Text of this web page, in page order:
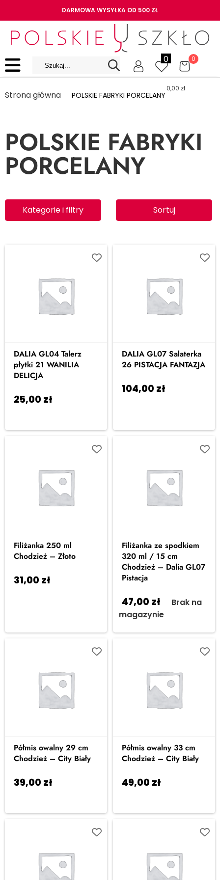
DARMOWA WYSYŁKA OD 500 ZŁ
0 0
0,00 zł
Strona główna ― POLSKIE FABRYKI PORCELANY
POLSKIE FABRYKI
PORCELANY
Kategorie i filtry Sortuj
DALIA GL04 Talerz
płytki 21 WANILIA
DELICJA
25,00 zł
DALIA GL07 Salaterka
26 PISTACJA FANTAZJA
104,00 zł
Filiżanka 250 ml
Chodzież – Złoto
31,00 zł
Filiżanka ze spodkiem
320 ml / 15 cm
Chodzież – Dalia GL07
Pistacja
47,00 zł
Brak na
magazynie
Półmis owalny 29 cm
Chodzież – City Biały
39,00 zł
Półmis owalny 33 cm
Chodzież – City Biały
49,00 zł